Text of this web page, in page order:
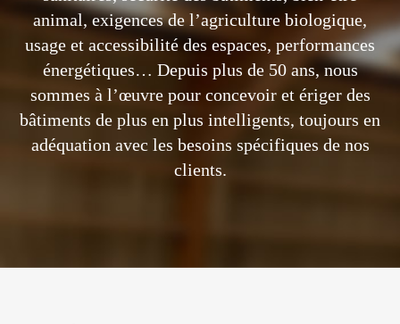
animal, exigences de l’agriculture biologique,
usage et accessibilité des espaces, performances
énergétiques… Depuis plus de 50 ans, nous
sommes à l’œuvre pour concevoir et ériger des
bâtiments de plus en plus intelligents, toujours en
adéquation avec les besoins spécifiques de nos
clients.